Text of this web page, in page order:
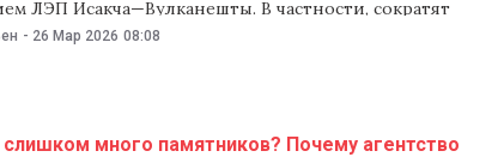
ЛЭП Исакча—Вулканешты. В частности, сократят
государственных и коммерческих зданиях, ограничат
и рекламную подсветку, а энергоемкие промышленные
- 26 Мар 2026 08:08
много памятников? Почему агентство